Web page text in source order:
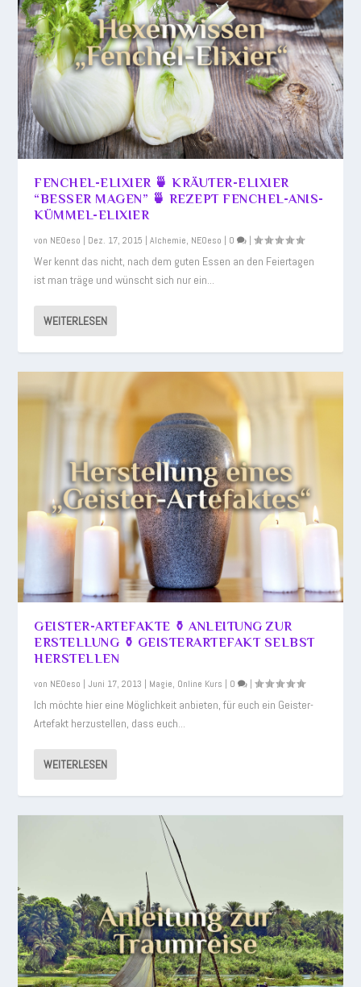
FENCHEL-ELIXIER 🍵 KRÄUTER-ELIXIER
“BESSER MAGEN” 🍵 REZEPT FENCHEL-ANIS-
KÜMMEL-ELIXIER
von NEOeso | Dez. 17, 2015 |Alchemie, NEOeso | 0 |
Wer kennt das nicht, nach dem guten Essen an den Feiertagen
ist man träge und wünscht sich nur ein...
WEITERLESEN
GEISTER-ARTEFAKTE ⚱️ ANLEITUNG ZUR
ERSTELLUNG ⚱️ GEISTERARTEFAKT SELBST
HERSTELLEN
von NEOeso |Juni 17, 2013 | Magie, Online Kurs | 0 |
Ich möchte hier eine Möglichkeit anbieten, für euch ein Geister-
Artefakt herzustellen, dass euch...
WEITERLESEN